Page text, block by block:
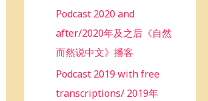
Podcast 2020 and
after/2020年及之后《自然
而然说中文》播客
Podcast 2019 with free
transcriptions/ 2019年